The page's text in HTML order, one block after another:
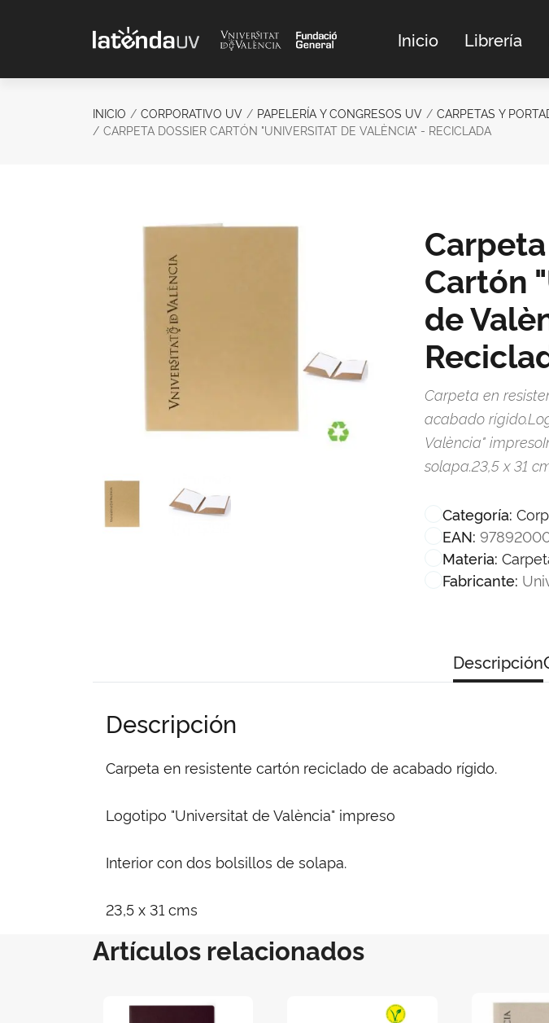
Inicio Librería
INICIO CORPORATIVO UV PAPELERÍA Y CONGRESOS UV
CARPETAS Y
CARPETA DOSSIER CARTÓN "UNIVERSITAT DE VALÈNCIA" - RECICLADA
Cartón
de
Carpeta en
acabado
València"
solapa.23,5 x 31
Categoría:
EAN:
Materia:
Fabricante:
Descripción
Descripción
Carpeta en resistente cartón reciclado de acabado rígido.
Logotipo "Universitat de València" impreso
Interior con dos bolsillos de solapa.
23,5 x 31 cms
Artículos relacionados